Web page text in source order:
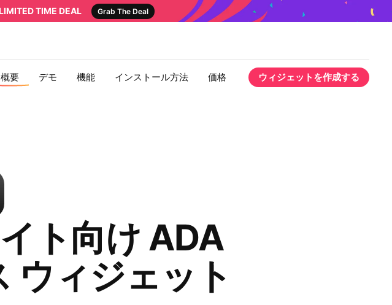
TIME DEAL Grab The Deal
概要 デモ 機能 インストール方法 価格 ウィジェットを作成する
ト向け ADA
ウィジェット